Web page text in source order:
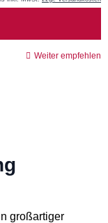
Weiter empfehlen
großartiger